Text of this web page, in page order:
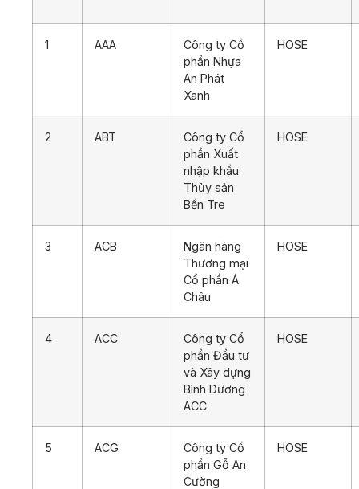
1 AAA
Công ty Cổ
phần Nhựa
An Phát
Xanh
HOSE
2 ABT
Công ty Cổ
phần Xuất
nhập khẩu
Thủy sản
Bến Tre
HOSE
3 ACB
Ngân hàng
Thương mại
Cổ phần Á
Châu
HOSE
4 ACC
Công ty Cổ
phần Đầu tư
và Xây dựng
Bình Dương
ACC
HOSE
5 ACG
Công ty Cổ
phần Gỗ An
Cường
HOSE